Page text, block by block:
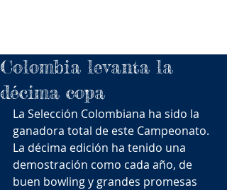
Colombia levanta la
décima copa
La Selección Colombiana ha sido la
ganadora total de este Campeonato.
La décima edición ha tenido una
demostración como cada año, de
buen bowling y grandes promesas